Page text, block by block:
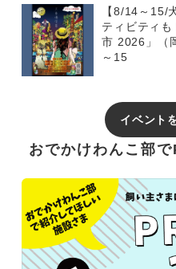
【8/14～15/
ティビティ
市 2026」（
～15
イベント
おでかけわんこ部